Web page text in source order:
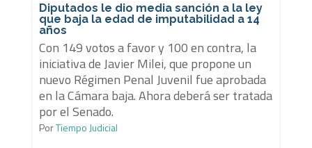
Diputados le dio media sanción a la ley
que baja la edad de imputabilidad a 14
años
Con 149 votos a favor y 100 en contra, la
iniciativa de Javier Milei, que propone un
nuevo Régimen Penal Juvenil fue aprobada
en la Cámara baja. Ahora deberá ser tratada
por el Senado.
PorTiempo Judicial